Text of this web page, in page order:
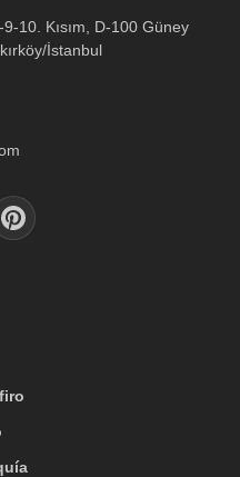
10. Kısım, D-100 Güney
İstanbul